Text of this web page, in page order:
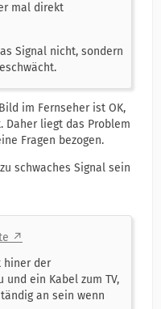
mal direkt
Signal nicht, sondern
im Fernseher ist OK,
Daher liegt das Problem
Fragen bezogen.
schwaches Signal sein
hiner der
und ein Kabel zum TV,
an sein wenn